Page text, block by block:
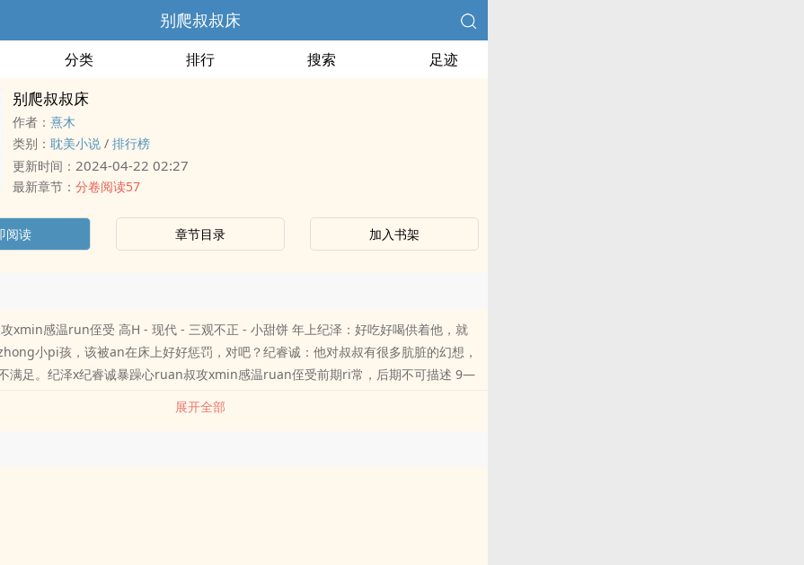
别爬叔叔床
分类 排行 搜索 足迹
别爬叔叔床
作者： 熹木
类别： 耽美小说 / 排行榜
更新时间： 2024-04-22 02:27
最新章节： 分卷阅读57
阅读 章节目录 加入书架
xmin感温run侄受 高H - 现代 - 三观不正 - 小甜饼 年上纪泽：好吃好喝供着他，就
小pi孩，该被an在床上好好惩罚，对吧？纪睿诚：他对叔叔有很多肮脏的幻想，
满足。纪泽x纪睿诚暴躁心ruan叔攻xmin感温ruan侄受前期ri常，后期不可描述 9—
展开全部